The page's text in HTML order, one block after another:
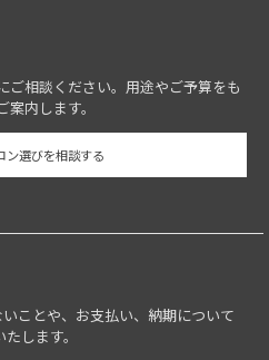
ご相談ください。用途やご予算をも
内します。
ン選びを相談する
ことや、お支払い、納期について
します。